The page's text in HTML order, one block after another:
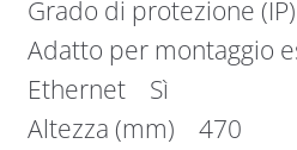
Grado di protezione
Adatto per montaggio
Ethernet Sì
Altezza (mm) 470